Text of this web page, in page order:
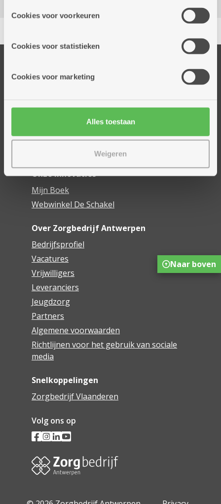
informatie over jouw (geanonimiseerd) gebruik van onze
partners kunnen deze gegevens combineren met andere
Cookies voor voorkeuren
Cookies voor statistieken
Cookies voor marketing
Alles toestaan
Weigeren
Thuisdiensten
Assistentiewoningen
Woonzorgcentra
Financieel comfort
Onze innovaties
Mijn Boek
Webwinkel De Schakel
Over Zorgbedrijf Antwerpen
Bedrijfsprofiel
Vacatures
Vrijwilligers
Leveranciers
Jeugdzorg
Partners
Algemene voorwaarden
Richtlijnen voor het gebruik van sociale
media
Snelkoppelingen
Zorgbedrijf Vlaanderen
Volg ons op
Naar boven